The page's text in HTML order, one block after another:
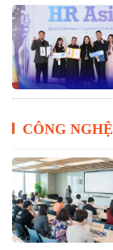
CÔNG NGHỆ